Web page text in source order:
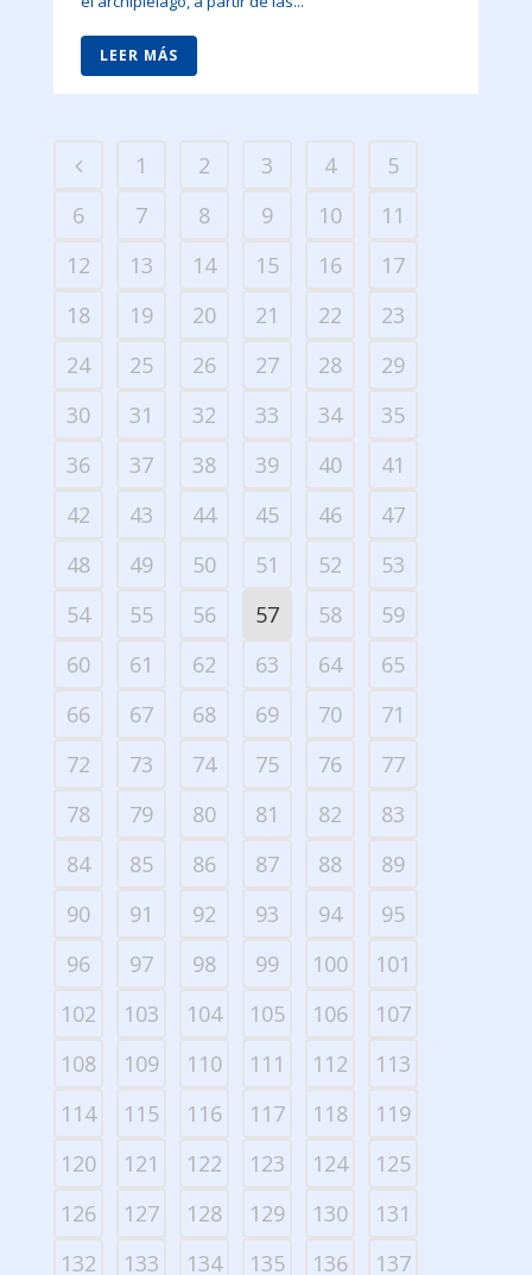
LEER MÁS
1 2 3 4
5
6
7 8 9 10
11
12
13 14 15 16
17
18
19 20 21 22
23
24
25 26 27 28
29
30
31 32 33 34
35
36
37 38 39 40
41
42
43 44 45 46
47
48
49 50 51 52
53
54
55 56 57 58
59
60
61 62 63 64
65
66
67 68 69 70
71
72
73 74 75 76
77
78
79 80 81 82
83
84
85 86 87 88
89
90
91 92 93 94
95
96
97 98 99 100
101
102
103 104 105 106
107
108
109 110 111 112
113
114
115 116 117 118
119
120
121 122 123 124
125
126
127 128 129 130
131
132
133 134 135 136
137